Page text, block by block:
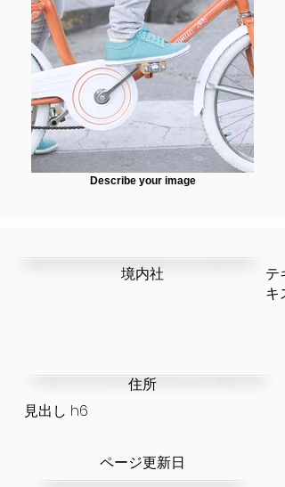
Describe your image
テ
キ
​境内社
​住所
見出し h6
​ページ更新日